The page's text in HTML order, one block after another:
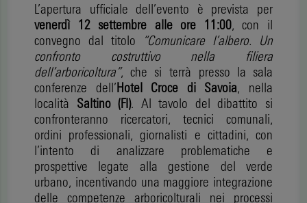
L’apertura ufficiale dell’evento è prevista per
venerdì 12 settembre alle ore 11:00, con il
convegno dal titolo
“Comunicare l’albero. Un
confronto costruttivo nella filiera
dell’arboricoltura”, che si terrà presso la sala
conferenze dell’Hotel Croce di Savoia, nella
località Saltino (FI). Al tavolo del dibattito si
confronteranno ricercatori, tecnici comunali,
ordini professionali, giornalisti e cittadini, con
l’intento di analizzare problematiche e
prospettive legate alla gestione del verde
urbano, incentivando una maggiore integrazione
delle competenze arboricolturali nei processi